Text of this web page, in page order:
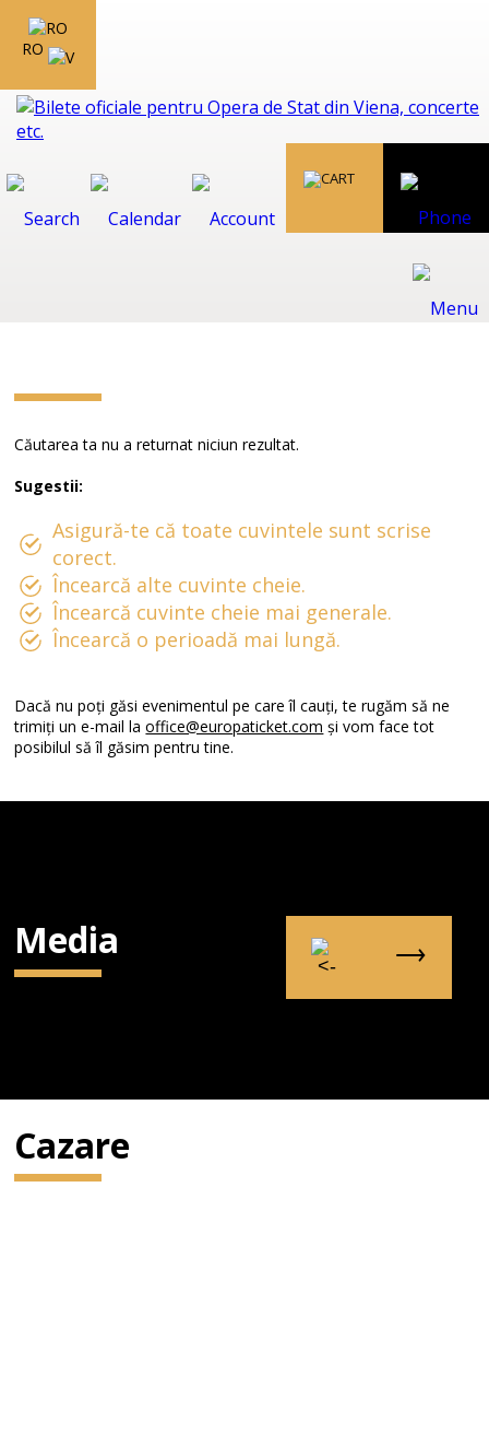
RO
Căutarea ta nu a returnat niciun rezultat.
Sugestii:
Asigură-te că toate cuvintele sunt scrise
corect.
Încearcă alte cuvinte cheie.
Încearcă cuvinte cheie mai generale.
Încearcă o perioadă mai lungă.
Dacă nu poți găsi evenimentul pe care îl cauți, te rugăm să ne
trimiți un e-mail laoffice@europaticket.com și vom face tot
posibilul să îl găsim pentru tine.
Media
Cazare